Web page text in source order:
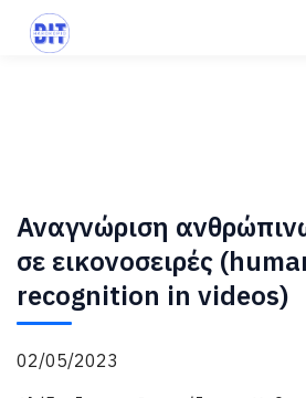
Αναγνώριση
σε εικονοσειρές
recognition in videos)
02/05/2023